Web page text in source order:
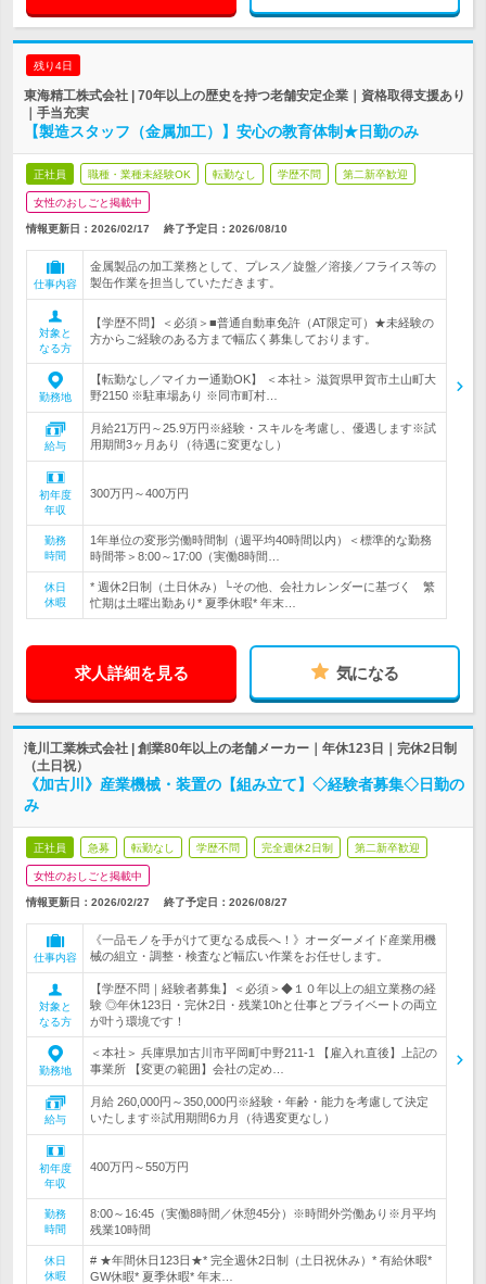
残り4日
東海精工株式会社 | 70年以上の歴史を持つ老舗安定企業｜資格取得支援あり
｜手当充実
【製造スタッフ（金属加工）】安心の教育体制★日勤のみ
正社員 職種・業種未経験OK 転勤なし 学歴不問 第二新卒歓迎
女性のおしごと掲載中
情報更新日：2026/02/17 終了予定日： 2026/08/10
仕事内容
金属製品の加工業務として、プレス／旋盤／溶接／フライス等の
製缶作業を担当していただきます。
対象と
なる方
【学歴不問】＜必須＞■普通自動車免許（AT限定可）★未経験の
方からご経験のある方まで幅広く募集しております。
勤務地
【転勤なし／マイカー通勤OK】 ＜本社＞ 滋賀県甲賀市土山町大
野2150 ※駐車場あり ※同市町村…
給与
月給21万円～25.9万円※経験・スキルを考慮し、優遇します※試
用期間3ヶ月あり（待遇に変更なし）
初年度
年収
300万円～400万円
勤務
時間
1年単位の変形労働時間制（週平均40時間以内）＜標準的な勤務
時間帯＞8:00～17:00（実働8時間…
休日
休暇
* 週休2日制（土日休み）└その他、会社カレンダーに基づく 繁
忙期は土曜出勤あり* 夏季休暇* 年末…
求人詳細を見る 気になる
滝川工業株式会社 | 創業80年以上の老舗メーカー｜年休123日｜完休2日制
（土日祝）
《加古川》産業機械・装置の【組み立て】◇経験者募集◇日勤の
み
正社員 急募 転勤なし 学歴不問 完全週休2日制 第二新卒歓迎
女性のおしごと掲載中
情報更新日：2026/02/27 終了予定日： 2026/08/27
仕事内容
《一品モノを手がけて更なる成長へ！》オーダーメイド産業用機
械の組立・調整・検査など幅広い作業をお任せします。
対象と
なる方
【学歴不問｜経験者募集】＜必須＞◆１０年以上の組立業務の経
験 ◎年休123日・完休2日・残業10hと仕事とプライベートの両立
が叶う環境です！
勤務地
＜本社＞ 兵庫県加古川市平岡町中野211-1 【雇入れ直後】上記の
事業所 【変更の範囲】会社の定め…
給与
月給 260,000円～350,000円※経験・年齢・能力を考慮して決定
いたします※試用期間6カ月（待遇変更なし）
初年度
年収
400万円～550万円
勤務
時間
8:00～16:45（実働8時間／休憩45分）※時間外労働あり※月平均
残業10時間
休日
休暇
# ★年間休日123日★* 完全週休2日制（土日祝休み）* 有給休暇*
GW休暇* 夏季休暇* 年末…